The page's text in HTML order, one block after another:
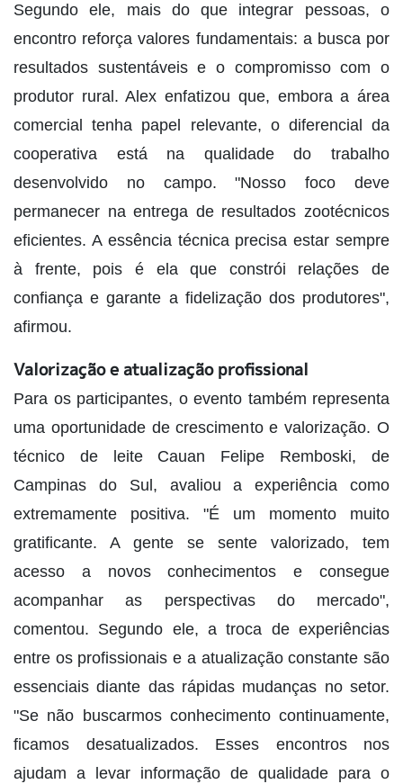
Segundo ele, mais do que integrar pessoas, o
encontro reforça valores fundamentais: a busca por
resultados sustentáveis e o compromisso com o
produtor rural. Alex enfatizou que, embora a área
comercial tenha papel relevante, o diferencial da
cooperativa está na qualidade do trabalho
desenvolvido no campo. "Nosso foco deve
permanecer na entrega de resultados zootécnicos
eficientes. A essência técnica precisa estar sempre
à frente, pois é ela que constrói relações de
confiança e garante a fidelização dos produtores",
afirmou.
Valorização e atualização profissional
Para os participantes, o evento também representa
uma oportunidade de crescimento e valorização. O
técnico de leite Cauan Felipe Remboski, de
Campinas do Sul, avaliou a experiência como
extremamente positiva. "É um momento muito
gratificante. A gente se sente valorizado, tem
acesso a novos conhecimentos e consegue
acompanhar as perspectivas do mercado",
comentou. Segundo ele, a troca de experiências
entre os profissionais e a atualização constante são
essenciais diante das rápidas mudanças no setor.
"Se não buscarmos conhecimento continuamente,
ficamos desatualizados. Esses encontros nos
ajudam a levar informação de qualidade para o